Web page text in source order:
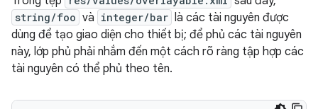
string/foo và integer/bar là các tài nguyên được
dùng để tạo giao diện cho thiết bị; để phủ các tài nguyên
này, lớp phủ phải nhắm đến một cách rõ ràng tập hợp các
tài nguyên có thể phủ theo tên.